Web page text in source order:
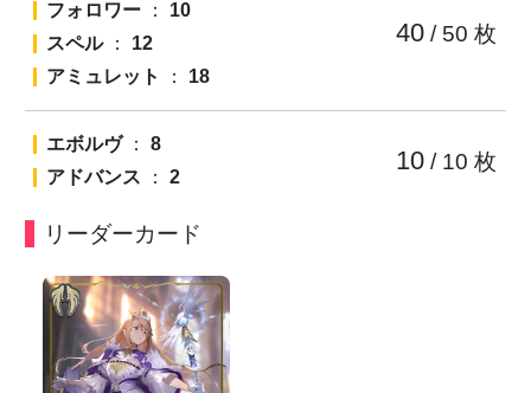
フォロワー ： 10
スペル： 12
アミュレット
： 18
40/ 50 枚
エボルヴ： 8
アドバンス ： 2
10/ 10 枚
リーダーカード